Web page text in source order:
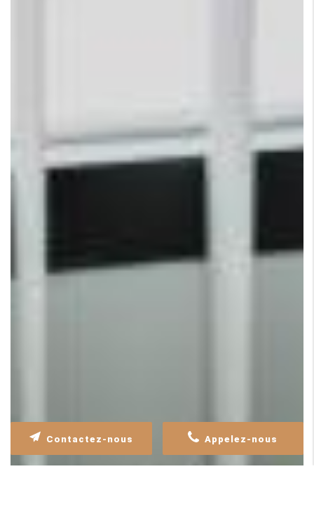
Appelez-nous
Contactez-nous